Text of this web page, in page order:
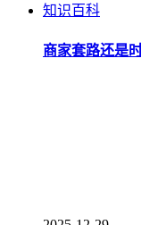
知识百科
商家套路还是